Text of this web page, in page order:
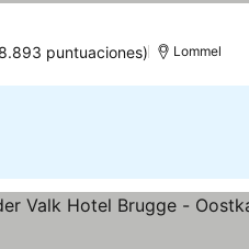
puntuaciones) Lommel